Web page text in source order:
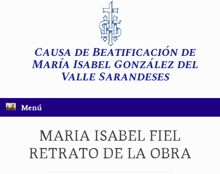
Causa de Beatificación de
María Isabel González del
Valle Sarandeses
Menú
MARIA ISABEL FIEL
RETRATO DE LA OBRA